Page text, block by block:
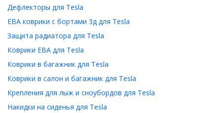
Дефлекторы для Tesla
ЕВА коврики с бортами 3д для Tesla
Защита радиатора для Tesla
Коврики ЕВА для Tesla
Коврики в багажник для Tesla
Коврики в салон и багажник для Tesla
Крепления для лыж и сноубордов для Tesla
Накидки на сиденья для Tesla